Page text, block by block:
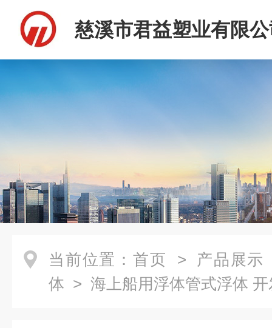
慈溪市君益塑业有限
当前位置： 首页 > 产品展示
体 > 海上船用浮体管式浮体